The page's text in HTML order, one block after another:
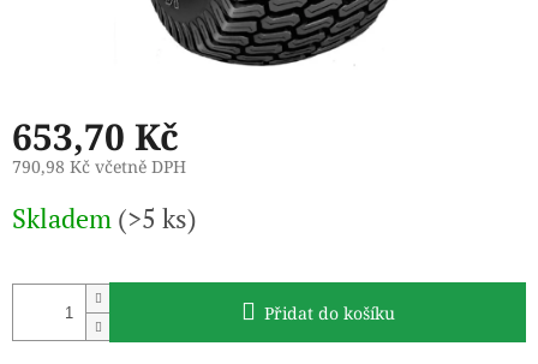
653,70 Kč
790,98 Kč včetně DPH
cena:
Skladem (>5 ks)
Přidat do košíku